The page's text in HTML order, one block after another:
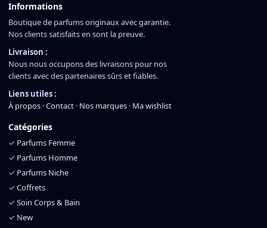
Informations
Boutique de parfums originaux avec garantie.
Nos clients satisfaits en sont la preuve.
Livraison :
Nous nous occupons des livraisons pour nos
clients avec des partenaires sûrs et fiables.
Liens utiles :
À propos ·Contact · Nos marques · Ma wishlist
Catégories
✓ Parfums Femme
✓ Parfums Homme
✓ Parfums Niche
✓ Coffrets
✓ Soin Corps & Bain
✓ New